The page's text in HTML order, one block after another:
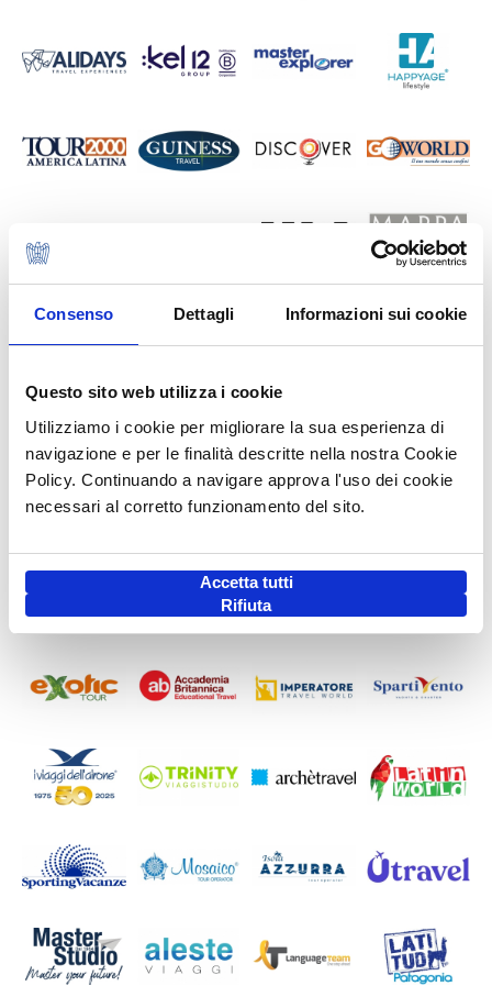
Consenso Dettagli Informazioni sui cookie
Questo sito web utilizza i cookie
Utilizziamo i cookie per migliorare la sua esperienza di
navigazione e per le finalità descritte nella nostra Cookie
Policy. Continuando a navigare approva l'uso dei cookie
necessari al corretto funzionamento del sito.
Accetta tutti
Rifiuta